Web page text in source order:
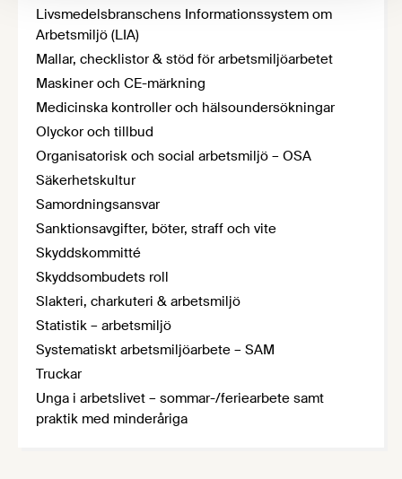
Livsmedelsbranschens Informationssystem om
Arbetsmiljö (LIA)
Mallar, checklistor & stöd för arbetsmiljöarbetet
Maskiner och CE-märkning
Medicinska kontroller och hälsoundersökningar
Olyckor och tillbud
Organisatorisk och social arbetsmiljö – OSA
Säkerhetskultur
Samordningsansvar
Sanktionsavgifter, böter, straff och vite
Skyddskommitté
Skyddsombudets roll
Slakteri, charkuteri & arbetsmiljö
Statistik – arbetsmiljö
Systematiskt arbetsmiljöarbete – SAM
Truckar
Unga i arbetslivet – sommar-/feriearbete samt
praktik med minderåriga